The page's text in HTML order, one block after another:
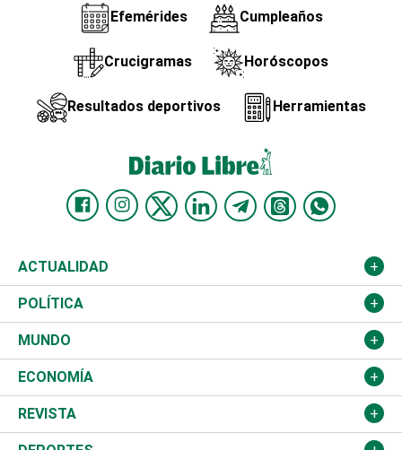
Efemérides Cumpleaños
Crucigramas Horóscopos
Resultados deportivos Herramientas
ACTUALIDAD
Nacional
Ciudad
Educación
Salud
POLÍTICA
Partidos
JCE
TSE
MUNDO
Estados Unidos
América Latina
ECONOMÍA
Finanzas
REVISTA